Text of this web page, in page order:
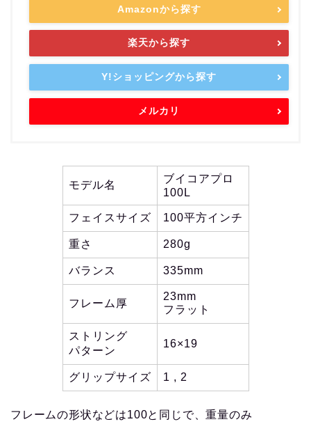
Amazonから探す
楽天から探す
Y!ショッピングから探す
メルカリ
モデル名
ブイコアプロ
100L
フェイスサイズ 100平方インチ
重さ 280g
バランス 335mm
フレーム厚
23mm
フラット
ストリング
パターン
16×19
グリップサイズ 1 , 2
フレームの形状などは100と同じで、重量のみ